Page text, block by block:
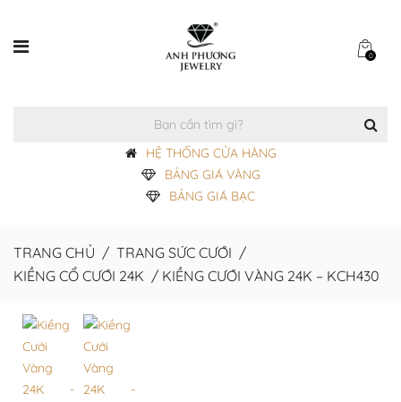
0
HỆ THỐNG CỬA HÀNG
BẢNG GIÁ VÀNG
BẢNG GIÁ BẠC
TRANG CHỦ / TRANG SỨC CƯỚI /
KIỀNG CỔ CƯỚI 24K / KIỀNG CƯỚI VÀNG 24K – KCH430